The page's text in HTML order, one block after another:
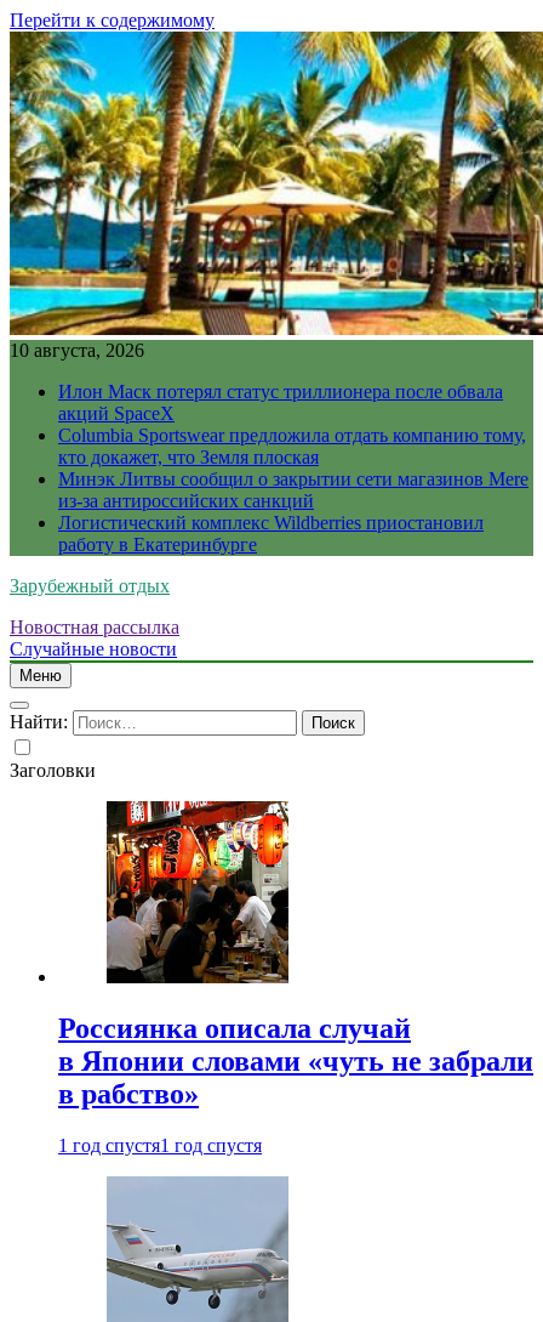
Перейти к содержимому
10 августа, 2026
Илон Маск потерял статус триллионера после обвала
акций SpaceX
Columbia Sportswear предложила отдать компанию тому,
кто докажет, что Земля плоская
Минэк Литвы сообщил о закрытии сети магазинов Mere
из-за антироссийских санкций
Логистический комплекс Wildberries приостановил
работу в Екатеринбурге
Зарубежный отдых
Новостная рассылка
Случайные новости
Меню
Найти:
Заголовки
Россиянка описала случай
в Японии словами «чуть не забрали
в рабство»
1 год спустя1 год спустя